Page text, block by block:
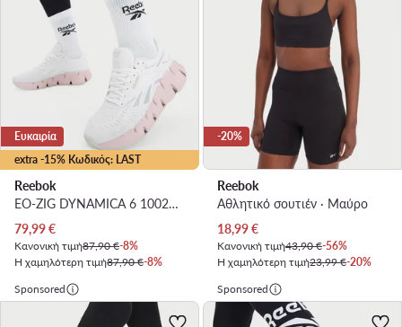
extra -15% Κωδικός: LAST
Ευκαιρία
Reebok
EO-ZIG DYNAMICA 6 100271438 · Παπούτσια για Τρέξιμο
Τρέχουσα τιμή
79,99€
Κανονική τιμή87,90 €-8%
Η χαμηλότερη τιμή87,90 €-8%
-20%
Reebok
Αθλητικό σουτιέν · Μαύρο
Τρέχουσα τιμή
18,99€
Κανονική τιμή43,90 €-56%
Η χαμηλότερη τιμή23,99 €-20%
Sponsored
Sponsored